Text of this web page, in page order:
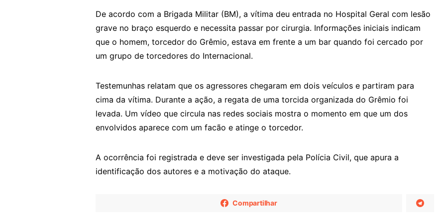
De acordo com a Brigada Militar (BM), a vítima deu entrada no Hospital Geral com lesão
grave no braço esquerdo e necessita passar por cirurgia. Informações iniciais indicam
que o homem, torcedor do Grêmio, estava em frente a um bar quando foi cercado por
um grupo de torcedores do Internacional.
Testemunhas relatam que os agressores chegaram em dois veículos e partiram para
cima da vítima. Durante a ação, a regata de uma torcida organizada do Grêmio foi
levada. Um vídeo que circula nas redes sociais mostra o momento em que um dos
envolvidos aparece com um facão e atinge o torcedor.
A ocorrência foi registrada e deve ser investigada pela Polícia Civil, que apura a
identificação dos autores e a motivação do ataque.
Compartilhar